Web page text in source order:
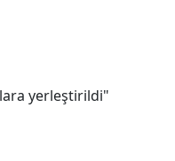
yerleştirildi"